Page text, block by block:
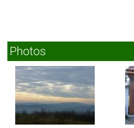
Photos